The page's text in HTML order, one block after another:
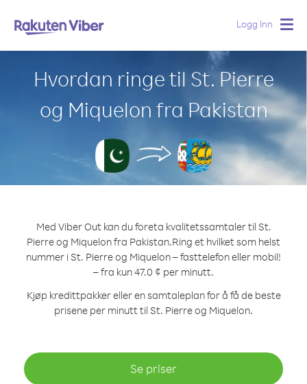
Logg Inn
Hvordan ringe til St. Pierre
og Miquelon fra Pakistan
Med Viber Out kan du foreta kvalitetssamtaler til St.
Pierre og Miquelon fra Pakistan.Ring et hvilket som helst
nummer i St. Pierre og Miquelon – fasttelefon eller mobil!
– fra kun 47.0 ¢ per minutt.
Kjøp kredittpakker eller en samtaleplan for å få de beste
prisene per minutt til St. Pierre og Miquelon.
Se priser